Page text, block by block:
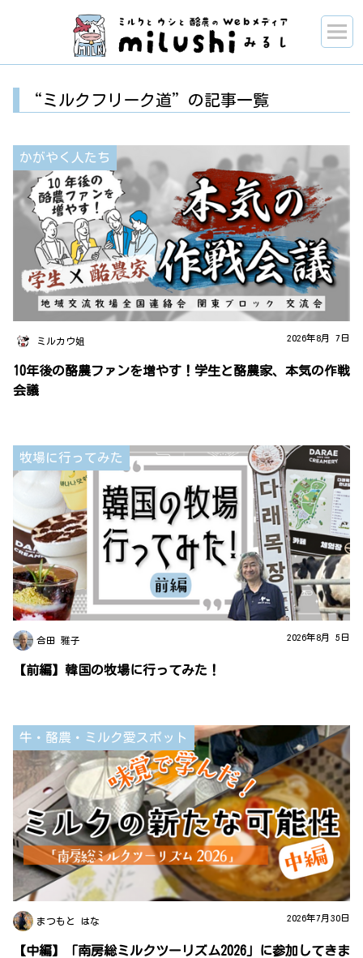
“ミルクフリーク道”の記事一覧
かがやく人たち
ミルカウ姐 2026年8月 7日
10年後の酪農ファンを増やす！学生と酪農家、本気の作戦
会議
牧場に行ってみた
合田 雅子 2026年8月 5日
【前編】韓国の牧場に行ってみた！
牛・酪農・ミルク愛スポット
まつもと はな 2026年7月30日
【中編】「南房総ミルクツーリズム2026」に参加してきま